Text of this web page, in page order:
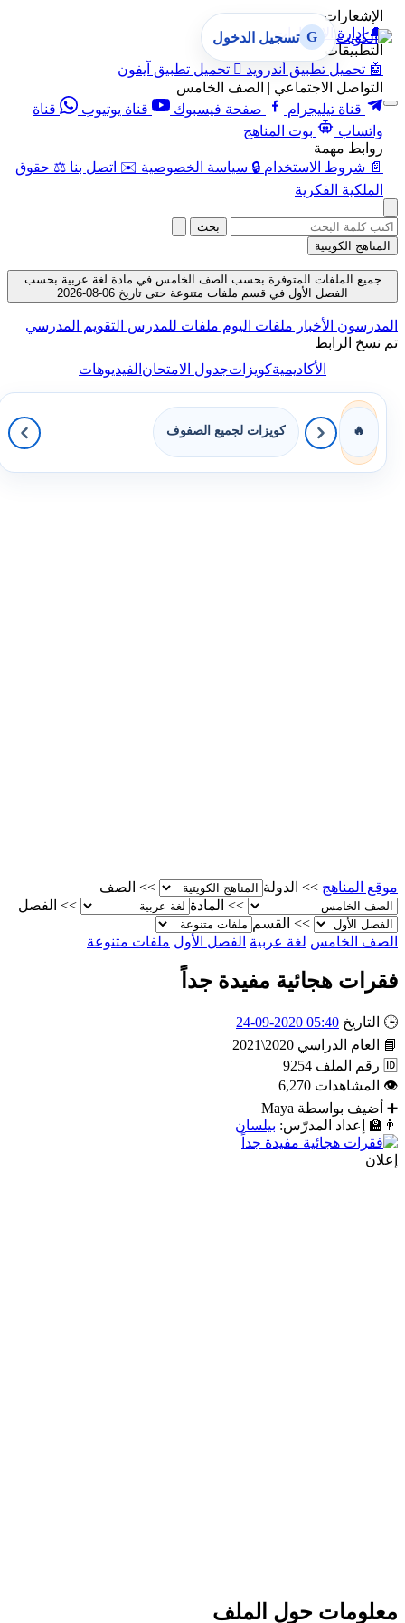
الإشعارات
🔔 إدارة الإشعارات
التطبيقات
🤖 تحميل تطبيق أندرويد  تحميل تطبيق آيفون
التواصل الاجتماعي | الصف الخامس
قناة تيليجرام
صفحة فيسبوك قناة يوتيوب
قناة
واتساب
بوت المناهج
روابط مهمة
📄 شروط الاستخدام 🔒 سياسة الخصوصية ✉️ اتصل بنا ⚖️ حقوق
الملكية الفكرية
G تسجيل الدخول
بحث
المناهج الكويتية
جميع الملفات المتوفرة بحسب الصف الخامس في مادة لغة عربية بحسب
الفصل الأول في قسم ملفات متنوعة حتى تاريخ 06-08-2026
المدرسون الأخبار ملفات اليوم ملفات للمدرس التقويم المدرسي
تم نسخ الرابط
الأكاديميةكويزاتجدول الامتحانالفيديوهات
🔥 كويزات لجميع الصفوف
موقع المناهج >> الدولة >>
الصف
>>
المادة >>
الفصل
>>
القسم
الصف الخامس لغة عربية الفصل الأول ملفات متنوعة
فقرات هجائية مفيدة جداً
🕒 التاريخ 05:40 2020-09-24
📘
العام الدراسي 2020\2021
🆔 رقم الملف 9254
👁
المشاهدات 6,270
➕
أضيف بواسطة Maya
👨‍🏫
إعداد المدرّس: بيلسان
إعلان
معلومات حول الملف